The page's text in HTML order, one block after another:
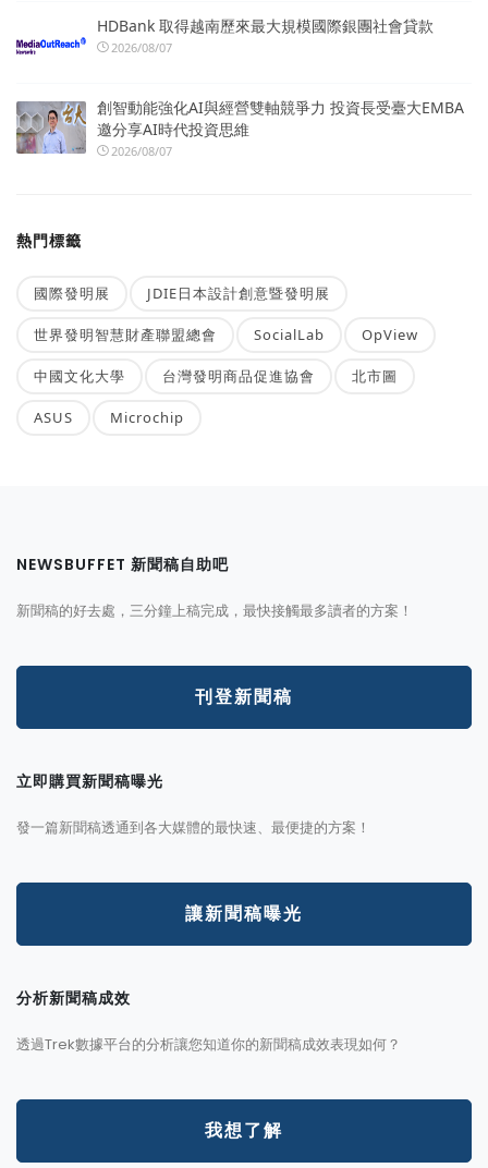
HDBank 取得越南歷來最大規模國際銀團社會貸款
2026/08/07
創智動能強化AI與經營雙軸競爭力 投資長受臺大EMBA
邀分享AI時代投資思維
2026/08/07
熱門標籤
國際發明展 JDIE日本設計創意暨發明展
世界發明智慧財產聯盟總會 SocialLab OpView
中國文化大學 台灣發明商品促進協會 北市圖
ASUS Microchip
NEWSBUFFET 新聞稿自助吧
新聞稿的好去處，三分鐘上稿完成，最快接觸最多讀者的方案！
刊登新聞稿
立即購買新聞稿曝光
發一篇新聞稿透通到各大媒體的最快速、最便捷的方案！
讓新聞稿曝光
分析新聞稿成效
透過Trek數據平台的分析讓您知道你的新聞稿成效表現如何？
我想了解